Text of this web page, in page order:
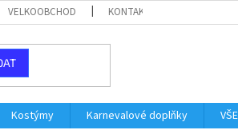
VELKOOBCHOD KONTAKTY
Kostýmy Karnevalové doplňky